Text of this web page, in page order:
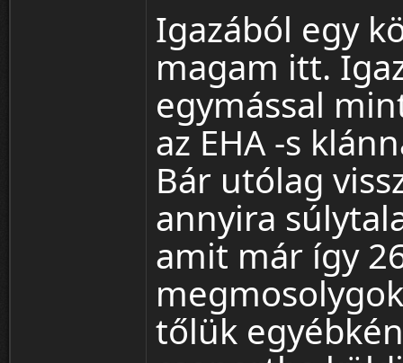
Igazából egy
magam itt.
egymással
az EHA -s
Bár utólag
annyira
amit már így
tőlük